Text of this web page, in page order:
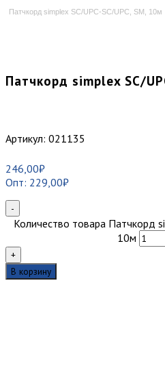
Патчкорд simplex SC/UPC-SC/UPC, SM, 10м
Патчкорд simplex SC/
Артикул: 021135
246,00₽
Опт: 229,00₽
-
Количество товара Патчкорд
10м
+
В корзину